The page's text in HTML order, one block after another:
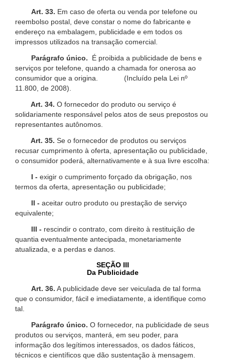
Art. 33. Em caso de oferta ou venda por telefone ou
reembolso postal, deve constar o nome do fabricante e
endereço na embalagem, publicidade e em todos os
impressos utilizados na transação comercial.
Parágrafo único.
É proibida a publicidade de bens e
serviços por telefone, quando a chamada for onerosa ao
consumidor que a origina. (Incluído pela Lei nº
11.800, de 2008).
Art. 34. O fornecedor do produto ou serviço é
solidariamente responsável pelos atos de seus prepostos ou
representantes autônomos.
Art. 35. Se o fornecedor de produtos ou serviços
recusar cumprimento à oferta, apresentação ou publicidade,
o consumidor poderá, alternativamente e à sua livre escolha:
I - exigir o cumprimento forçado da obrigação, nos
termos da oferta, apresentação ou publicidade;
II - aceitar outro produto ou prestação de serviço
equivalente;
III - rescindir o contrato, com direito à restituição de
quantia eventualmente antecipada, monetariamente
atualizada, e a perdas e danos.
SEÇÃO III
Da Publicidade
Art. 36. A publicidade deve ser veiculada de tal forma
que o consumidor, fácil e imediatamente, a identifique como
tal.
Parágrafo único. O fornecedor, na publicidade de seus
produtos ou serviços, manterá, em seu poder, para
informação dos legítimos interessados, os dados fáticos,
técnicos e científicos que dão sustentação à mensagem.